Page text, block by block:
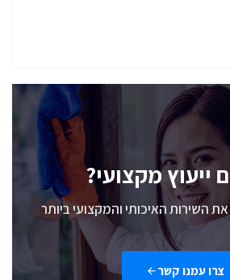
ייעוץ מקצועי?
השירות האיכותי והמקצועי ביותר
צרו עמנו קשר